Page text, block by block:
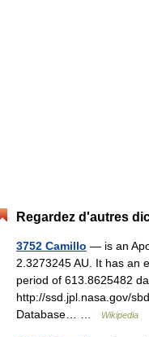
Regardez d'autres
3752 Camillo — is an
2.3273245 AU. It has an
period of 613.8625482
http://ssd.jpl.nasa.gov/
Database… …
Wikipedia